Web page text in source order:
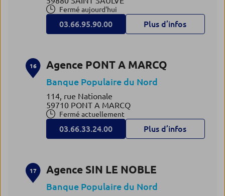
Fermé aujourd'hui
03.66.95.90.00 Plus d’infos
16 Agence PONT A MARCQ
Banque Populaire du Nord
114, rue Nationale
59710 PONT A MARCQ
Fermé actuellement
03.66.33.24.00 Plus d’infos
17 Agence SIN LE NOBLE
Banque Populaire du Nord